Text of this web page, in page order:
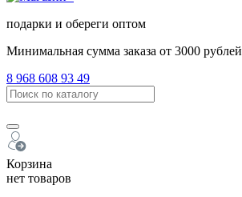
подарки и обереги оптом
Минимальная сумма заказа от 3000 рублей
8 968 608 93 49
Корзина
нет товаров